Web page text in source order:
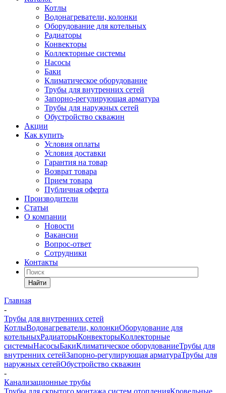
Котлы
Водонагреватели, колонки
Оборудование для котельных
Радиаторы
Конвекторы
Коллекторные системы
Насосы
Баки
Климатическое оборудование
Трубы для внутренних сетей
Запорно-регулирующая арматура
Трубы для наружных сетей
Обустройство скважин
Акции
Как купить
Условия оплаты
Условия доставки
Гарантия на товар
Возврат товара
Прием товара
Публичная оферта
Производители
Статьи
О компании
Новости
Вакансии
Вопрос-ответ
Сотрудники
Контакты
Найти
Главная
-
Трубы для внутренних сетей
КотлыВодонагреватели, колонкиОборудование для
котельныхРадиаторыКонвекторыКоллекторные
системыНасосыБакиКлиматическое оборудованиеТрубы для
внутренних сетейЗапорно-регулирующая арматураТрубы для
наружных сетейОбустройство скважин
-
Канализационные трубы
Трубы для скрытого монтажа систем отопленияКровельные